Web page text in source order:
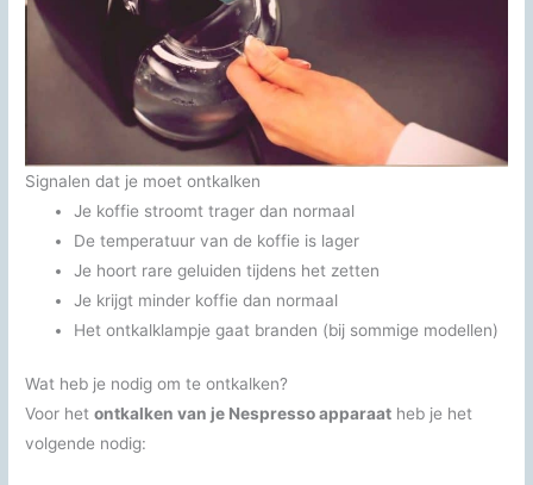
Signalen dat je moet ontkalken
Je koffie stroomt trager dan normaal
De temperatuur van de koffie is lager
Je hoort rare geluiden tijdens het zetten
Je krijgt minder koffie dan normaal
Het ontkalklampje gaat branden (bij sommige modellen)
Wat heb je nodig om te ontkalken?
Voor hetontkalken van je Nespresso apparaat heb je het
volgende nodig: